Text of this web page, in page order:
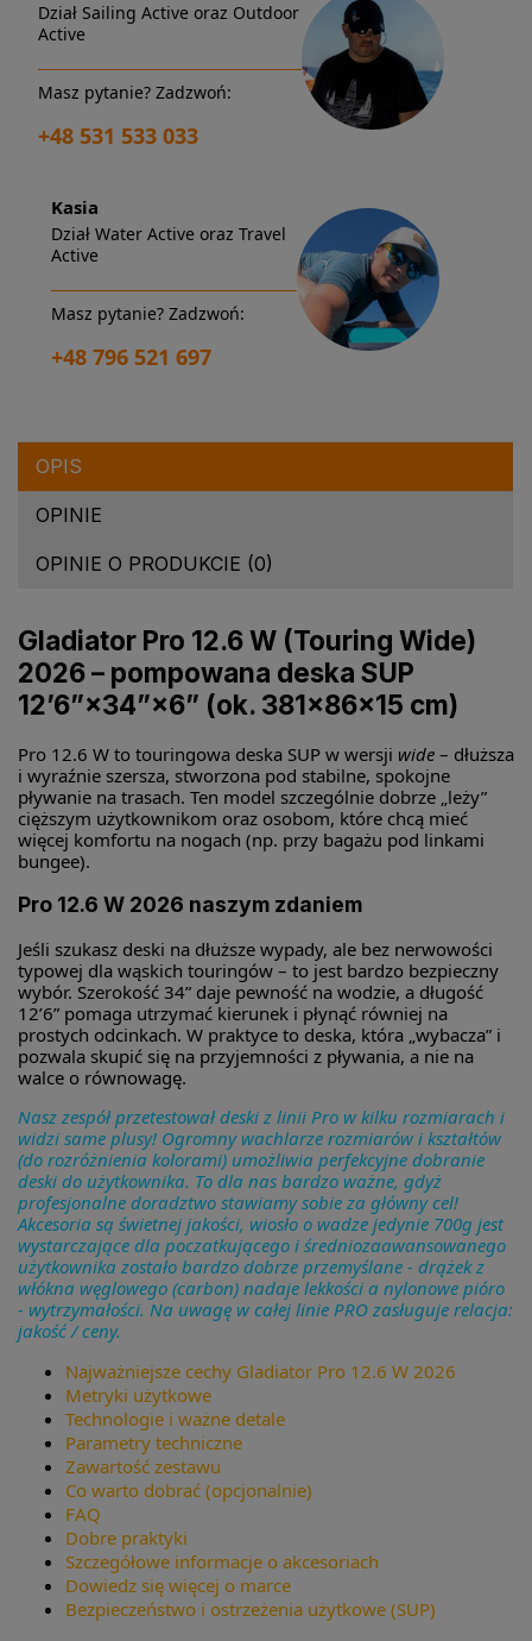
Dział Sailing Active oraz Outdoor
Active
Masz pytanie? Zadzwoń:
+48 531 533 033
Kasia
Dział Water Active oraz Travel
Active
Masz pytanie? Zadzwoń:
+48 796 521 697
OPIS
OPINIE
OPINIE O PRODUKCIE (0)
Gladiator Pro 12.6 W (Touring Wide)
2026 – pompowana deska SUP
12’6”×34”×6” (ok. 381×86×15 cm)
Pro 12.6 W to touringowa deska SUP w wersji wide – dłuższa
i wyraźnie szersza, stworzona pod stabilne, spokojne
pływanie na trasach. Ten model szczególnie dobrze „leży”
cięższym użytkownikom oraz osobom, które chcą mieć
więcej komfortu na nogach (np. przy bagażu pod linkami
bungee).
Pro 12.6 W 2026 naszym zdaniem
Jeśli szukasz deski na dłuższe wypady, ale bez nerwowości
typowej dla wąskich touringów – to jest bardzo bezpieczny
wybór. Szerokość 34” daje pewność na wodzie, a długość
12’6” pomaga utrzymać kierunek i płynąć równiej na
prostych odcinkach. W praktyce to deska, która „wybacza” i
pozwala skupić się na przyjemności z pływania, a nie na
walce o równowagę.
Nasz zespół przetestował deski z linii Pro w kilku rozmiarach i
widzi same plusy! Ogromny wachlarze rozmiarów i kształtów
(do rozróżnienia kolorami) umożliwia perfekcyjne dobranie
deski do użytkownika. To dla nas bardzo ważne, gdyż
profesjonalne doradztwo stawiamy sobie za główny cel!
Akcesoria są świetnej jakości, wiosło o wadze jedynie 700g jest
wystarczające dla poczatkującego i średniozaawansowanego
użytkownika zostało bardzo dobrze przemyślane - drążek z
włókna węglowego (carbon) nadaje lekkości a nylonowe pióro
- wytrzymałości. Na uwagę w całej linie PRO zasługuje relacja:
jakość / ceny.
Najważniejsze cechy Gladiator Pro 12.6 W 2026
Metryki użytkowe
Technologie i ważne detale
Parametry techniczne
Zawartość zestawu
Co warto dobrać (opcjonalnie)
FAQ
Dobre praktyki
Szczegółowe informacje o akcesoriach
Dowiedz się więcej o marce
Bezpieczeństwo i ostrzeżenia użytkowe (SUP)